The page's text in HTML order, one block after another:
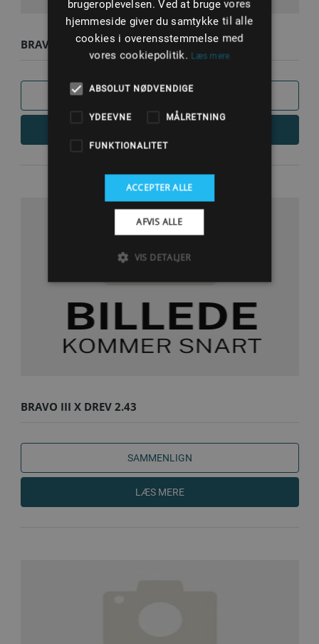
BRAVO III X DREV 2.20
SAMMENLIGN
BRAVO III X DREV 2.43
SAMMENLIGN
LÆS MERE
brugeroplevelsen. Ved at bruge vores
hjemmeside giver du samtykke til alle
cookies i overensstemmelse med
vores cookiepolitik. Læs mere
ABSOLUT NØDVENDIGE
YDEEVNE MÅLRETNING
FUNKTIONALITET
ACCEPTER ALLE
AFVIS ALLE
VIS DETALJER